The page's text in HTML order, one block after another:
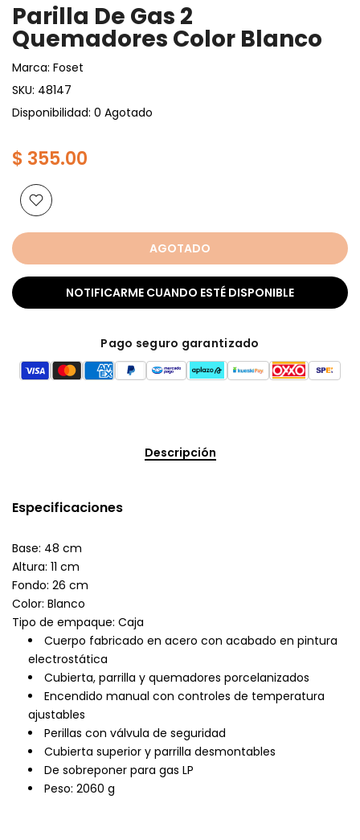
Parilla De Gas 2
Quemadores Color Blanco
Marca: Foset
SKU: 48147
Disponibilidad: 0 Agotado
$ 355.00
AGOTADO
NOTIFICARME CUANDO ESTÉ DISPONIBLE
Pago seguro garantizado
Descripción
Especificaciones
Base: 48 cm
Altura: 11 cm
Fondo: 26 cm
Color: Blanco
Tipo de empaque: Caja
Cuerpo fabricado en acero con acabado en pintura
electrostática
Cubierta, parrilla y quemadores porcelanizados
Encendido manual con controles de temperatura
ajustables
Perillas con válvula de seguridad
Cubierta superior y parrilla desmontables
De sobreponer para gas LP
Peso: 2060 g